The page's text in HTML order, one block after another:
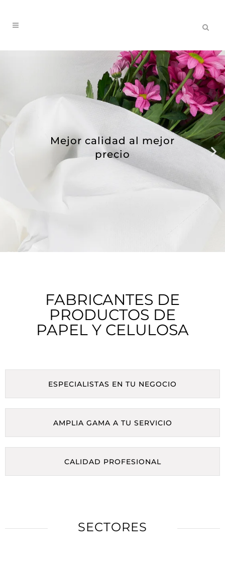
Mejor calidad al mejor
precio
FABRICANTES DE
PRODUCTOS DE
PAPEL Y CELULOSA
ESPECIALISTAS EN TU NEGOCIO
AMPLIA GAMA A TU SERVICIO
CALIDAD PROFESIONAL
SECTORES